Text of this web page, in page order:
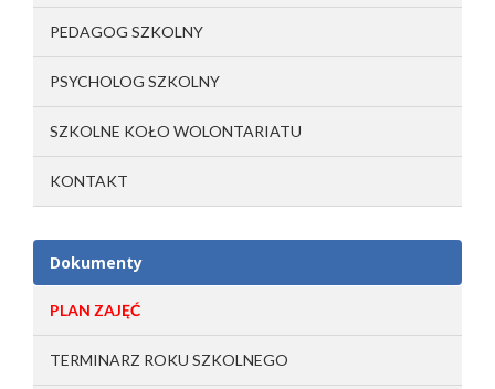
PEDAGOG SZKOLNY
PSYCHOLOG SZKOLNY
SZKOLNE KOŁO WOLONTARIATU
KONTAKT
Dokumenty
PLAN ZAJĘĆ
TERMINARZ ROKU SZKOLNEGO